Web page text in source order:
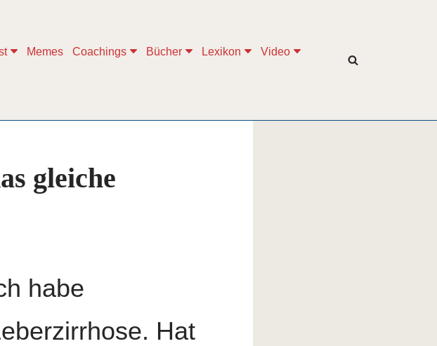
Memes Coachings Bücher Lexikon
Video
gleiche
habe
Hat